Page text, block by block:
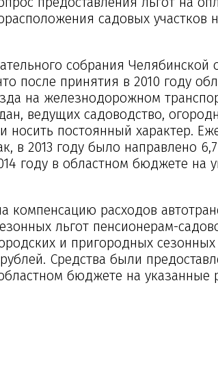
садовых участков
собрания Челябинской
после принятия в 2010 году
на железнодорожном
ведущих садоводство,
постоянный характер.
в 2013 году было направлено
году в областном бюджете на
компенсацию расходов
льгот пенсионерам-
и пригородных
Средства были
бюджете на указанные